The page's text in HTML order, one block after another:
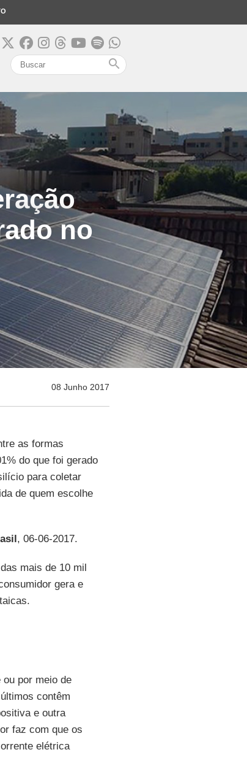
search
no
08 Junho 2017
as formas
do que foi gerado
para coletar
de quem escolhe
, 06-06-2017.
mais de 10 mil
gera e
por meio de
contêm
e outra
faz com que os
elétrica